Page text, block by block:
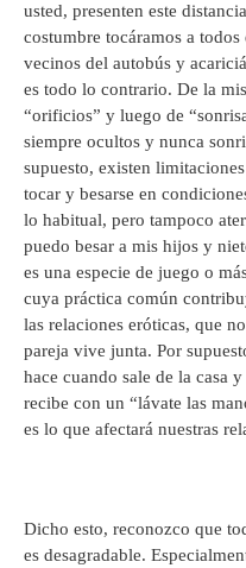
usted, presenten este
costumbre tocáramos a
vecinos del autobús y
es todo lo contrario. De la
“orificios” y luego de
siempre ocultos y nunca
supuesto, existen
tocar y besarse en
lo habitual, pero tampoco
puedo besar a mis hijos y
es una especie de juego o
cuya práctica común
las relaciones eróticas, que
pareja vive junta. Por
hace cuando sale de la casa
recibe con un “lávate las
es lo que afectará nuestras
Dicho esto, reconozco que
es desagradable.